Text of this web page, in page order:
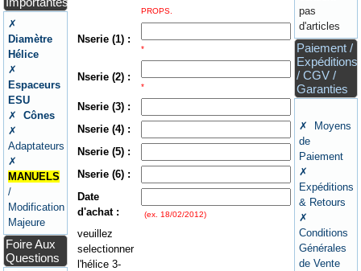
✗
Diamètre
Hélice
✗
Espaceurs
ESU
✗
Cônes
✗
Adaptateurs
✗
MANUELS
/
Modification
Majeure
Foire Aux
Questions
PROPS.
Nserie (1) :
*
Nserie (2) :
*
Nserie (3) :
Nserie (4) :
Nserie (5) :
Nserie (6) :
Date
d'achat :
(ex. 18/02/2012)
veuillez
selectionner
l'hélice 3-
pas
d'articles
Paiement /
Expéditions
/ CGV /
Garanties
✗ Moyens
de
Paiement
✗
Expéditions
& Retours
✗
Conditions
Générales
de Vente